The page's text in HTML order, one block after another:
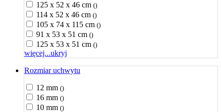
125 x 52 x 46 cm ()
114 x 52 x 46 cm ()
105 x 74 x 115 cm ()
91 x 53 x 51 cm ()
125 x 53 x 51 cm ()
więcej...ukryj
Rozmiar uchwytu
12 mm ()
16 mm ()
10 mm ()